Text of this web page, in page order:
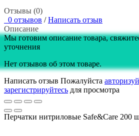
Отзывы (0)
0 отзывов / Написать отзыв
Описание
Мы готовим описание товара,
уточнения
Нет отзывов об этом товаре.
Написать отзыв Пожалуйста
зарегистрируйтесь для просмотра
Перчатки нитриловые Safe&Care 200